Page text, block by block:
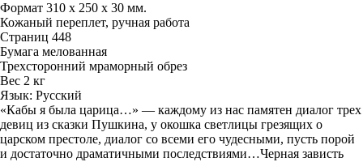
Формат 310 х 250 х 30 мм.
Кожаный переплет, ручная работа
Страниц 448
Бумага мелованная
Трехсторонний мраморный обрез
Вес 2 кг
Язык: Русский
«Кабы я была царица…» — каждому из нас памятен диалог трех
девиц из сказки Пушкина, у окошка светлицы грезящих о
царском престоле, диалог со всеми его чудесными, пусть порой
и достаточно драматичными последствиями…Черная зависть